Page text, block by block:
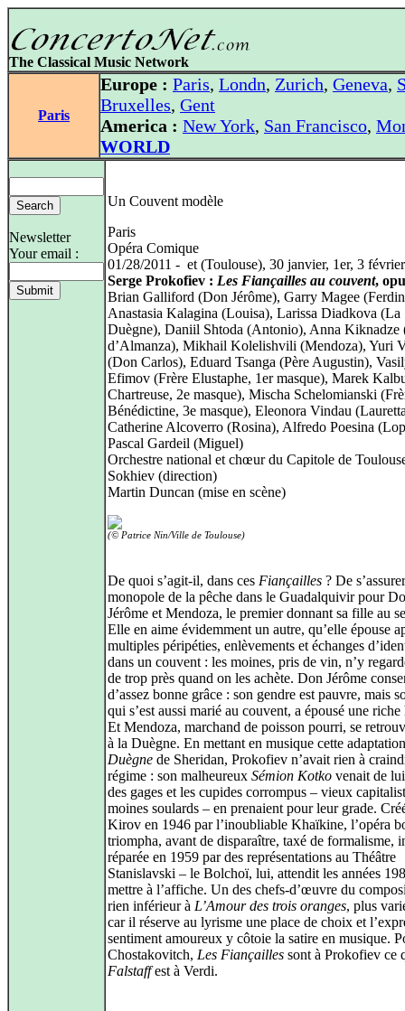
The Classical Music Network
Paris
Europe : Paris, Londn, Zurich, Geneva,
Bruxelles, Gent
America : New York, San Francisco,
WORLD
Newsletter
Your email :
Un Couvent modèle
Paris
Opéra Comique
01/28/2011 - et (Toulouse), 30 janvier, 1er, 3
Serge Prokofiev : Les Fiançailles au couvent,
Brian Galliford (Don Jérôme), Garry Magee
Anastasia Kalagina (Louisa), Larissa Diadkova (La
Duègne), Daniil Shtoda (Antonio), Anna Kiknadze
d’Almanza), Mikhail Kolelishvili (Mendoza), Yuri
(Don Carlos), Eduard Tsanga (Père Augustin),
Efimov (Frère Elustaphe, 1er masque), Marek
Chartreuse, 2e masque), Mischa Schelomianski
Bénédictine, 3e masque), Eleonora Vindau
Catherine Alcoverro (Rosina), Alfredo Poesina
Pascal Gardeil (Miguel)
Orchestre national et chœur du Capitole de
Sokhiev (direction)
Martin Duncan (mise en scène)
(© Patrice Nin/Ville de Toulouse)
De quoi s’agit-il, dans ces Fiançailles ? De
monopole de la pêche dans le Guadalquivir pour
Jérôme et Mendoza, le premier donnant sa fille au
Elle en aime évidemment un autre, qu’elle épouse
multiples péripéties, enlèvements et échanges
dans un couvent : les moines, pris de vin, n’y
de trop près quand on les achète. Don Jérôme
d’assez bonne grâce : son gendre est pauvre, mais
qui s’est aussi marié au couvent, a épousé une
Et Mendoza, marchand de poisson pourri, se
à la Duègne. En mettant en musique cette
Duègne de Sheridan, Prokofiev n’avait rien à
régime : son malheureux Sémion Kotko venait de
des gages et les cupides corrompus – vieux
moines soulards – en prenaient pour leur grade.
Kirov en 1946 par l’inoubliable Khaïkine, l’opéra
triompha, avant de disparaître, taxé de formalisme,
réparée en 1959 par des représentations au Théâtre
Stanislavski – le Bolchoï, lui, attendit les années
mettre à l’affiche. Un des chefs-d’œuvre du
rien inférieur à L’Amour des trois oranges, plus
car il réserve au lyrisme une place de choix et
sentiment amoureux y côtoie la satire en musique.
Chostakovitch, Les Fiançailles sont à Prokofiev ce
Falstaffest à Verdi.